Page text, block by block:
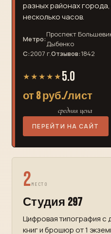
разных районах
несколько часов.
Метро:
Проспект
Дыбенко
С:2007 г.Отзывов:1842
★★★★★ 5.0
от 8 руб./лист
средняя цена
ПЕРЕЙТИ НА САЙТ
2МЕСТО
Студия 297
Цифровая типография с
книг и брошюр от 1